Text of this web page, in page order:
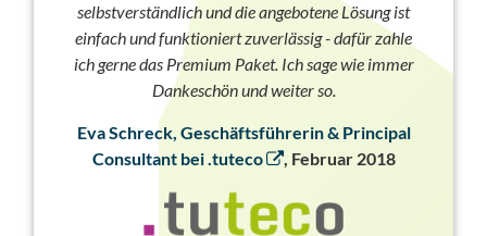
selbstverständlich und die angebotene Lösung ist
einfach und funktioniert zuverlässig - dafür zahle
ich gerne das Premium Paket. Ich sage wie immer
Dankeschön und weiter so.
Eva Schreck, Geschäftsführerin & Principal
Consultant bei .tuteco
, Februar 2018